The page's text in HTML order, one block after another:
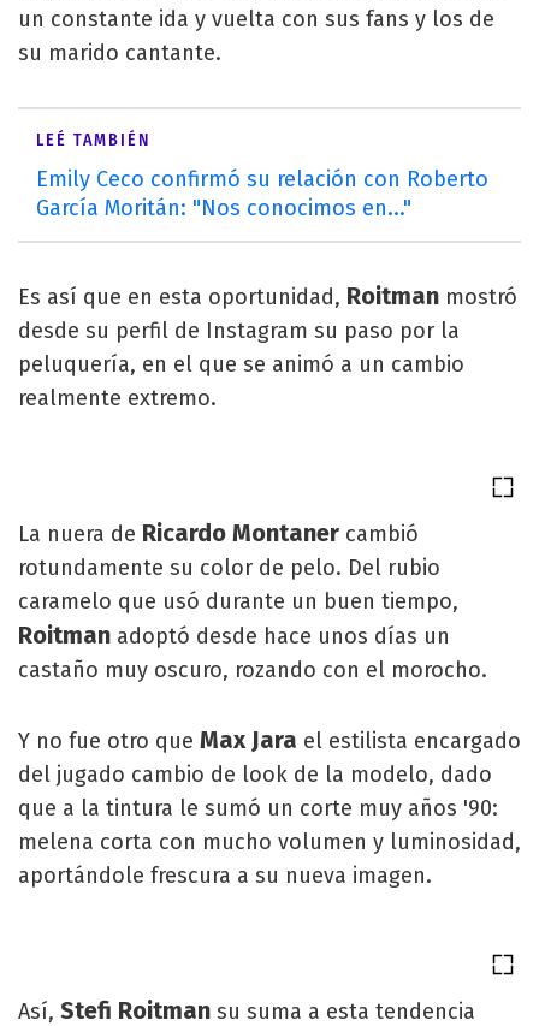
un constante ida y vuelta con sus fans y los de
su marido cantante.
LEÉ TAMBIÉN
Emily Ceco confirmó su relación con Roberto
García Moritán: "Nos conocimos en..."
Es así que en esta oportunidad, Roitman mostró
desde su perfil de Instagram su paso por la
peluquería, en el que se animó a un cambio
realmente extremo.
La nuera de Ricardo Montaner cambió
rotundamente su color de pelo. Del rubio
caramelo que usó durante un buen tiempo,
Roitman adoptó desde hace unos días un
castaño muy oscuro, rozando con el morocho.
Y no fue otro que Max Jara el estilista encargado
del jugado cambio de look de la modelo, dado
que a la tintura le sumó un corte muy años '90:
melena corta con mucho volumen y luminosidad,
aportándole frescura a su nueva imagen.
Así, Stefi Roitman su suma a esta tendencia